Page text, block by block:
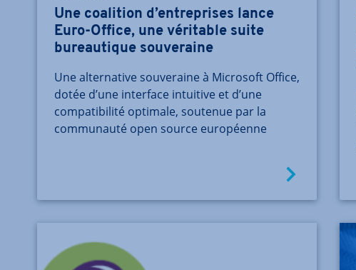
Une coalition d’entreprises lance
Euro-Office, une véritable suite
bureautique souveraine
Une alternative souveraine à Microsoft Office,
dotée d’une interface intuitive et d’une
compatibilité optimale, soutenue par la
communauté open source européenne